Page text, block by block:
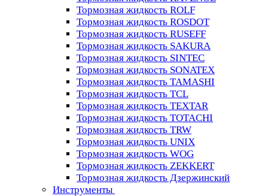
Тормозная жидкость ROLF
Тормозная жидкость ROSDOT
Тормозная жидкость RUSEFF
Тормозная жидкость SAKURA
Тормозная жидкость SINTEC
Тормозная жидкость SONATEX
Тормозная жидкость TAMASHI
Тормозная жидкость TCL
Тормозная жидкость TEXTAR
Тормозная жидкость TOTACHI
Тормозная жидкость TRW
Тормозная жидкость UNIX
Тормозная жидкость WOG
Тормозная жидкость ZEKKERT
Тормозная жидкость Дзержинский
Инструменты